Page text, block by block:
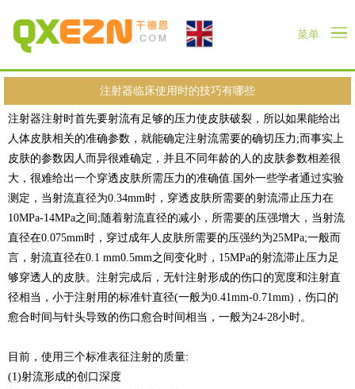
菜单
注射器临床使用时的技巧有哪些
注射器注射时首先要射流有足够的压力使皮肤破裂，所以如果能给出
人体皮肤相关的准确参数，就能确定注射流需要的确切压力;而事实上
皮肤的参数因人而异很难确定，并且不同年龄的人的皮肤参数相差很
大，很难给出一个穿透皮肤所需压力的准确值.国外一些学者通过实验
测定，当射流直径为0.34mm时，穿透皮肤所需要的射流滞止压力在
10MPa-14MPa之间;随着射流直径的减小，所需要的压强增大，当射流
直径在0.075mm时，穿过成年人皮肤所需要的压强约为25MPa;一般而
言，射流直径在0.1 mm0.5mm之间变化时，15MPa的射流滞止压力足
够穿透人的皮肤。注射完成后，无针注射形成的伤口的宽度和注射直
径相当，小于注射用的标准针直径(一般为0.41mm-0.71mm)，伤口的
愈合时间与针头导致的伤口愈合时间相当，一般为24-28小时。
目前，使用三个标准表征注射的质量:
(1)射流形成的创口深度